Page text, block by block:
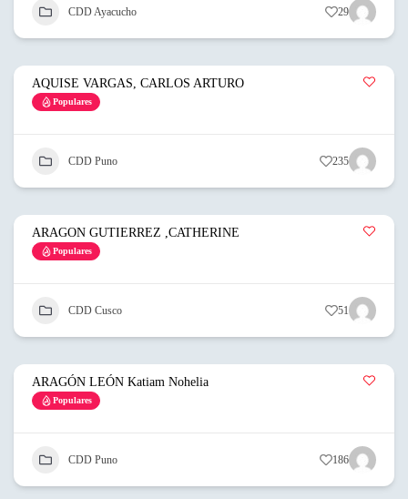
CDD Ayacucho 29
AQUISE VARGAS, CARLOS ARTURO
Populares
CDD Puno 235
ARAGON GUTIERREZ ,CATHERINE
Populares
CDD Cusco 51
ARAGÓN LEÓN Katiam Nohelia
Populares
CDD Puno 186